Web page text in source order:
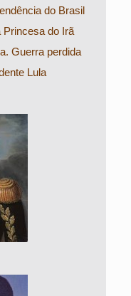
do Brasil
Princesa do Irã
Guerra perdida
Lula